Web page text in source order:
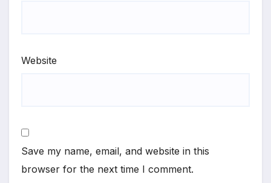
Website
Save my name, email, and website in this
browser for the next time I comment.